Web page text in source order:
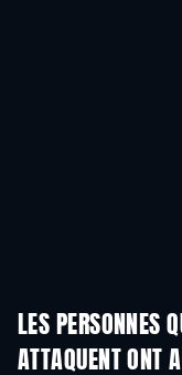
LES PERSONNES
ATTAQUENT ONT